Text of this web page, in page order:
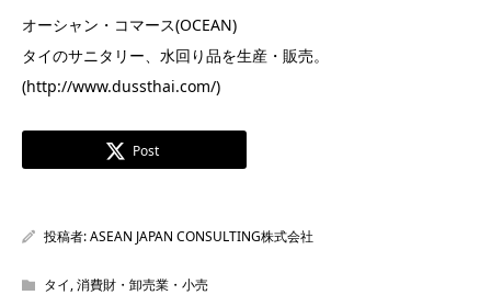
オーシャン・コマース(OCEAN)
タイのサニタリー、水回り品を生産・販売。
(http://www.dussthai.com/)
Post
投稿者:ASEAN JAPAN CONSULTING株式会社
タイ,消費財・卸売業・小売